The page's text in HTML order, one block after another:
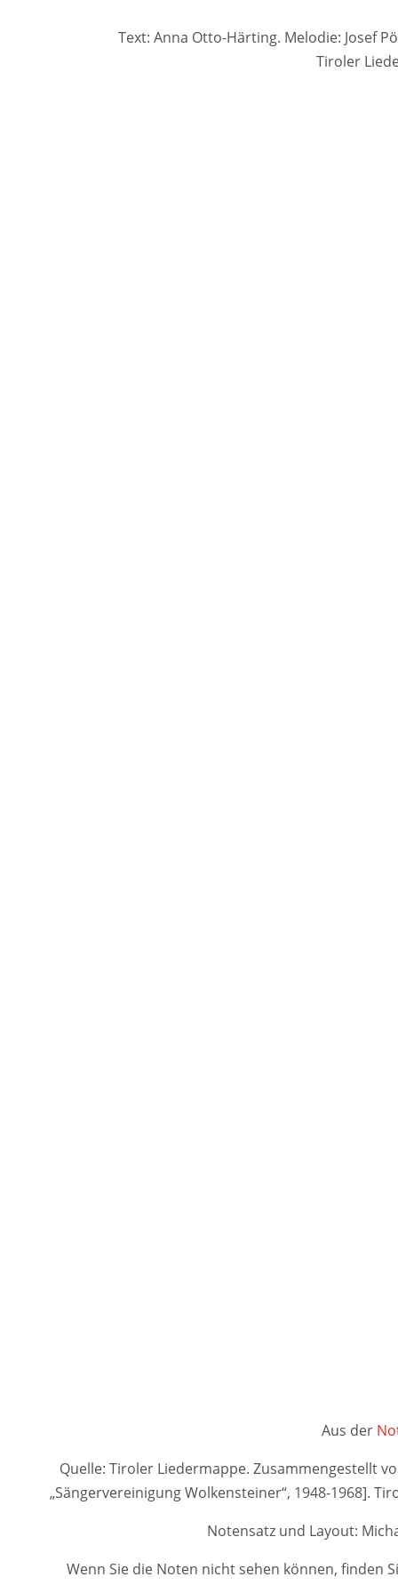
Text: Anna Otto-Härting. Melodie: Josef
Tiroler
Aus der
Quelle: Tiroler Liedermappe. Zusammengestellt
„Sängervereinigung Wolkensteiner“, 1948-1968].
Notensatz und Layout:
Wenn Sie die Noten nicht sehen können, finden